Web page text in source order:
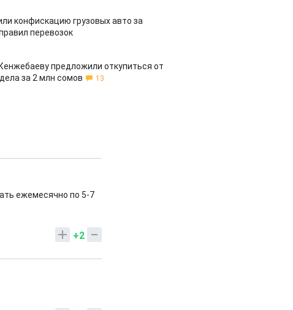
конфискацию грузовых авто за
перевозок
предложили откупиться от
за 2 млн сомов
13
ежемесячно по 5-7
+2